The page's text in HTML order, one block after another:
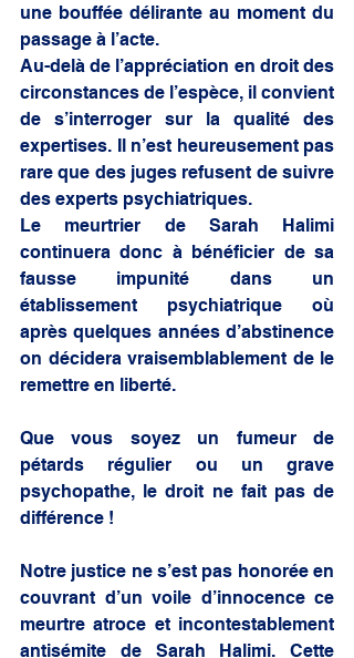
une bouffée délirante au moment du
passage à l’acte.
Au-delà de l’appréciation en droit des
circonstances de l’espèce, il convient
de s’interroger sur la qualité des
expertises. Il n’est heureusement pas
rare que des juges refusent de suivre
des experts psychiatriques.
Le meurtrier de Sarah Halimi
continuera donc à bénéficier de sa
fausse impunité dans un
établissement psychiatrique où
après quelques années d’abstinence
on décidera vraisemblablement de le
remettre en liberté.
Que vous soyez un fumeur de
pétards régulier ou un grave
psychopathe, le droit ne fait pas de
différence !
Notre justice ne s’est pas honorée en
couvrant d’un voile d’innocence ce
meurtre atroce et incontestablement
antisémite de Sarah Halimi. Cette